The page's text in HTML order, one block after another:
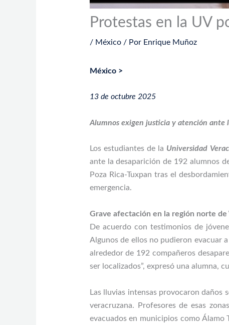
Protestas en la UV
/ México/ Por Enrique Muñoz
México >
13 de octubre 2025
Alumnos exigen justicia y atención ante
Los estudiantes de la Universidad
ante la desaparición de 192 alumnos
Poza Rica-Tuxpan tras el
emergencia.
Grave afectación en la región norte de
De acuerdo con testimonios de
Algunos de ellos no pudieron evacuar
alrededor de 192 compañeros
ser localizados”, expresó una alumna,
Las lluvias intensas provocaron daños
veracruzana. Profesores de esas
evacuados en municipios como Álamo